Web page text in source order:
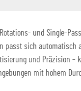
und Single-
passt sich
und
mit hohem